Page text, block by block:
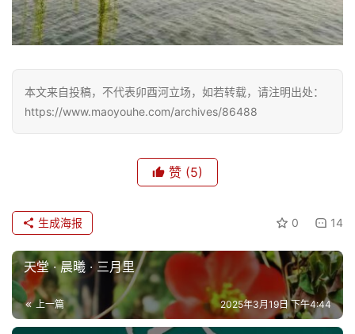
本文来自投稿，不代表卯酉河立场，如若转载，请注明出处：
https://www.maoyouhe.com/archives/86488
赞 (5)
0 14
生成海报
天堂 · 晨曦 · 三月里
上一篇 2025年3月19日 下午4:44